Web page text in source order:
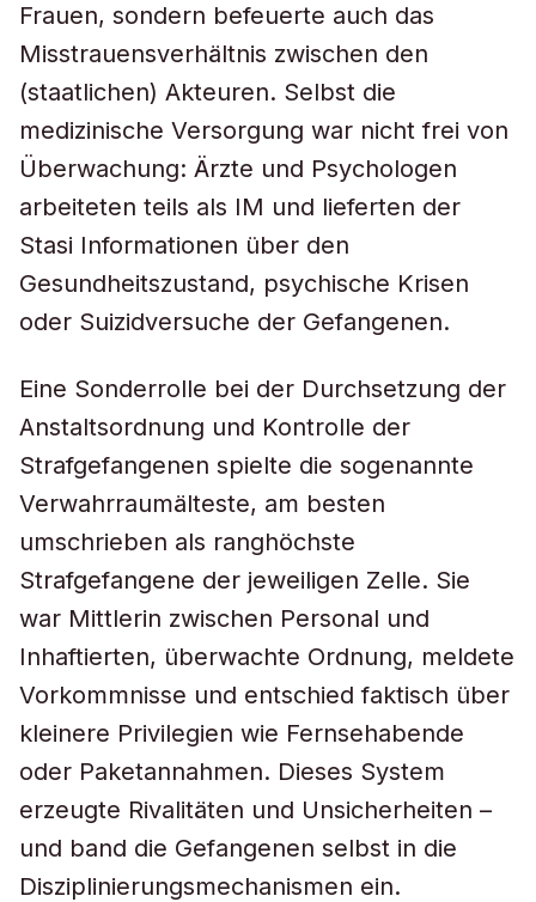
Frauen, sondern befeuerte auch das
Misstrauensverhältnis zwischen den
(staatlichen) Akteuren. Selbst die
medizinische Versorgung war nicht frei von
Überwachung: Ärzte und Psychologen
arbeiteten teils als IM und lieferten der
Stasi Informationen über den
Gesundheitszustand, psychische Krisen
oder Suizidversuche der Gefangenen.
Eine Sonderrolle bei der Durchsetzung der
Anstaltsordnung und Kontrolle der
Strafgefangenen spielte die sogenannte
Verwahrraumälteste, am besten
umschrieben als ranghöchste
Strafgefangene der jeweiligen Zelle. Sie
war Mittlerin zwischen Personal und
Inhaftierten, überwachte Ordnung, meldete
Vorkommnisse und entschied faktisch über
kleinere Privilegien wie Fernsehabende
oder Paketannahmen. Dieses System
erzeugte Rivalitäten und Unsicherheiten –
und band die Gefangenen selbst in die
Disziplinierungsmechanismen ein.